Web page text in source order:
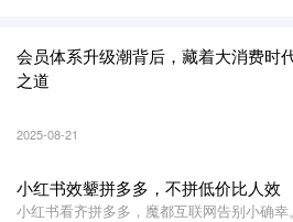
会员体系升级潮背后，藏着大消费时
之道
2025-08-21
小红书效颦拼多多，不拼低价比人效
小红书看齐拼多多，魔都互联网告别小确幸。